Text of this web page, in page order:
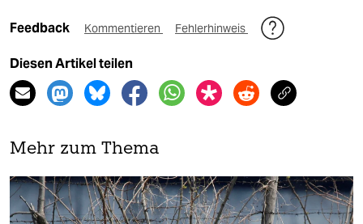
Feedback Kommentieren Fehlerhinweis
Diesen Artikel teilen
Mehr zum Thema